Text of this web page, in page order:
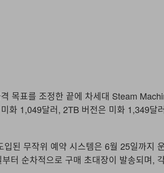
목표를 조정한 끝에 차세대 Steam
화 1,049달러, 2TB 버전은 미화 1,349달
입된 무작위 예약 시스템은 6월 25일까지
터 순차적으로 구매 초대장이 발송되며,